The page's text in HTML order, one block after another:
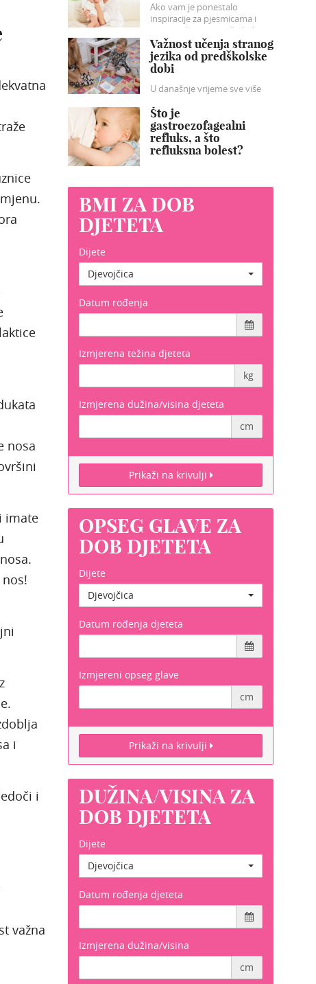
nosa
imate
i
i
važna
Ako vam je ponestalo
inspiracije za pjesmicama i
uspavankama za vašu bebu
donosimo naše prijedloge koji
će sigurno razveseliti vašu
dječicu.
Važnost učenja stranog
jezika od predškolske
dobi
U današnje vrijeme sve više
dobi počinje učiti barem jedan
strani jezik.
Što je
gastroezofagealni
refluks, a što
refluksna bolest?
jednjak, a ponekad i prema
usnoj šuplji, što vidimo kao
regurgitaciju sadržaja u
tih tipičnih simptoma- tzv „tihi
BMI ZA DOB
DJETETA
Dijete
Djevojčica
Datum rođenja
Izmjerena težina djeteta
kg
Izmjerena dužina/visina djeteta
cm
Prikaži na krivulji
OPSEG GLAVE ZA
DOB DJETETA
Dijete
Djevojčica
Datum rođenja djeteta
Izmjereni opseg glave
cm
Prikaži na krivulji
DUŽINA/VISINA ZA
DOB DJETETA
Dijete
Djevojčica
Datum rođenja djeteta
Izmjerena dužina/visina
cm